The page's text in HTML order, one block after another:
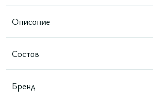
Описание
Состав
Бренд